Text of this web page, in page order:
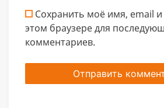
Сохранить моё имя, email и
этом браузере для
комментариев.